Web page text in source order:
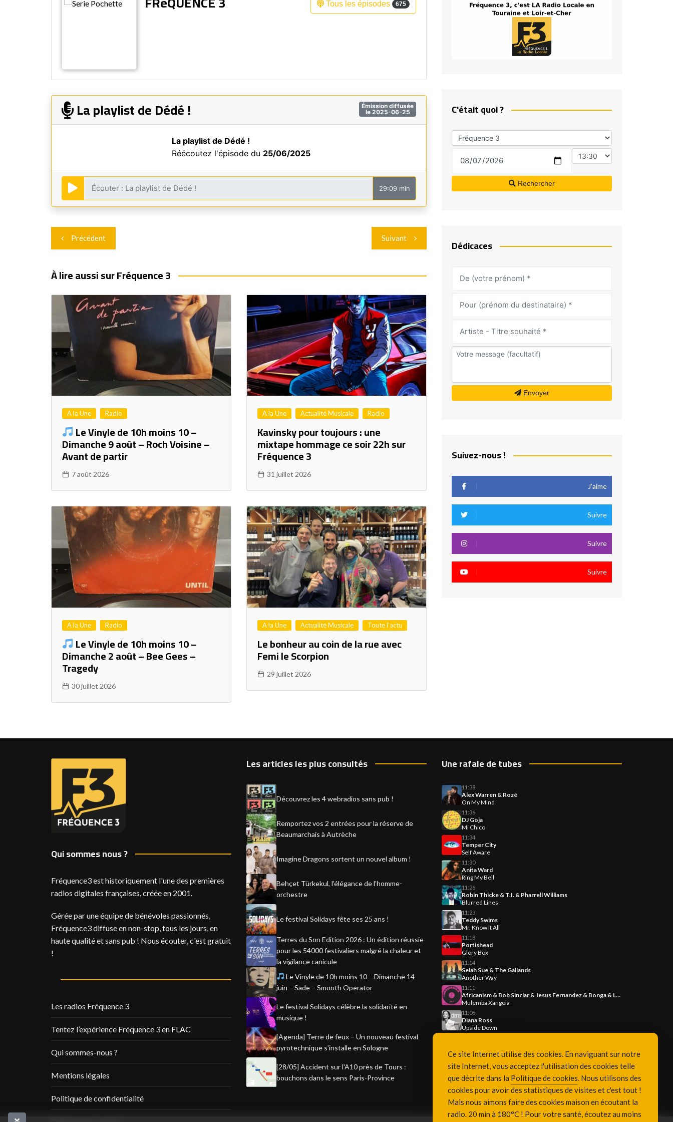
Fréquence 3 Urban
Tous les épisodes 675
Émission diffusée
le 2025-06-25
La playlist de Dédé !
La playlist de Dédé !
Réécoutez l'épisode du 25/06/2025
29:09 min
Navigation
de
l’article
Précédent Suivant
À lire aussi sur Fréquence 3
A la Une Radio
Le Vinyle de 10h moins 10 –
Dimanche 9 août – Roch Voisine –
Avant de partir
7 août 2026
A la Une Actualité Musicale Radio
Kavinsky pour toujours : une
mixtape hommage ce soir 22h sur
Fréquence 3
31 juillet 2026
A la Une Radio
Le Vinyle de 10h moins 10 –
Dimanche 2 août – Bee Gees –
Tragedy
30 juillet 2026
A la Une Actualité Musicale Toute l'actu
Le bonheur au coin de la rue avec
Femi le Scorpion
29 juillet 2026
C'était quoi ?
Rechercher
Dédicaces
Envoyer
Suivez-nous !
J’aime
Suivre
Suivre
Suivre
Qui sommes nous ?
Fréquence3 est historiquement l'une des premières
radios digitales françaises, créée en 2001.
Gérée par une équipe de bénévoles passionnés,
Fréquence3 diffuse en non-stop, tous les jours, en
haute qualité et sans pub ! Nous écouter, c'est gratuit
!
Les radios Fréquence 3
Tentez l’expérience Fréquence 3 en FLAC
Qui sommes-nous ?
Mentions légales
Politique de confidentialité
Les articles les plus consultés
Découvrez les 4 webradios sans pub !
Remportez vos 2 entrées pour la réserve de
Beaumarchais à Autrèche
Imagine Dragons sortent un nouvel album !
Behçet Türkekul, l’élégance de l’homme-
orchestre
Le festival Solidays fête ses 25 ans !
Terres du Son Edition 2026 : Un édition réussie
pour les 54000 festivaliers malgré la chaleur et
la vigilance canicule
Le Vinyle de 10h moins 10 – Dimanche 14
juin – Sade – Smooth Operator
Le festival Solidays célèbre la solidarité en
musique !
[Agenda] Terre de feux – Un nouveau festival
pyrotechnique s'installe en Sologne
[28/05] Accident sur l'A10 près de Tours :
bouchons dans le sens Paris-Province
Une rafale de tubes
11:38
Alex Warren & Rozé
On My Mind
11:36
DJ Goja
Mi Chico
11:34
Temper City
Self Aware
11:30
Anita Ward
Ring My Bell
11:26
Robin Thicke & T.I. & Pharrell Williams
Blurred Lines
11:23
Teddy Swims
Mr. Know It All
11:18
Portishead
Glory Box
11:14
Selah Sue & The Gallands
Another Way
11:11
Africanism & Bob Sinclar & Jesus Fernandez & Bonga & Lura
Mulemba Xangola
11:06
Diana Ross
Upside Down
Ce site Internet utilise des cookies. En naviguant sur notre
site Internet, vous acceptez l'utilisation des cookies telle
que décrite dans la Politique de cookies. Nous utilisons des
cookies pour avoir des statistiques de visites et c'est tout !
Mais nous aimons faire des cookies maison en écoutant la
radio. 20 min à 180°C ! Pour votre santé, écoutez au moins